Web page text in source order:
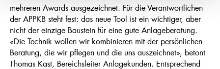
mehreren Awards ausgezeichnet. Für die Verantwortlichen
der APPKB steht fest: das neue Tool ist ein wichtiger, aber
nicht der einzige Baustein für eine gute Anlageberatung.
«Die Technik wollen wir kombinieren mit der persönlichen
Beratung, die wir pflegen und die uns auszeichnet», betont
Thomas Kast, Bereichsleiter Anlagekunden. Entsprechend